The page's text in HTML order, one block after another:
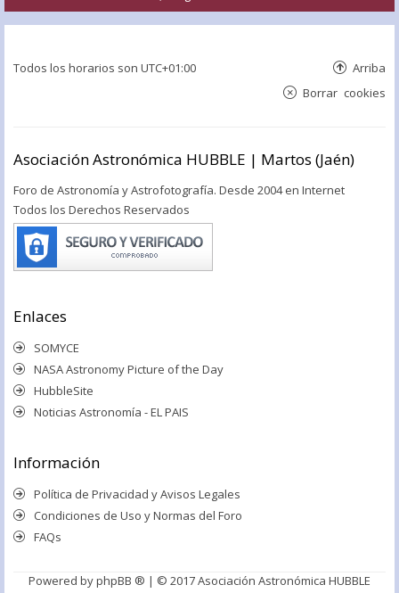
Todos los horarios son UTC+01:00 Arriba
Borrar cookies
Asociación Astronómica HUBBLE | Martos (Jaén)
Foro de Astronomía y Astrofotografía. Desde 2004 en Internet
Todos los Derechos Reservados
Enlaces
SOMYCE
NASA Astronomy Picture of the Day
HubbleSite
Noticias Astronomía - EL PAIS
Información
Política de Privacidad y Avisos Legales
Condiciones de Uso y Normas del Foro
FAQs
Powered byphpBB ® | © 2017 Asociación Astronómica HUBBLE